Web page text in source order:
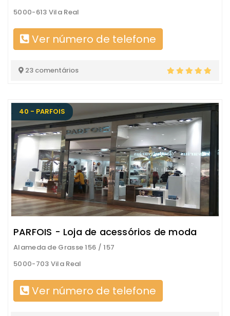
5000-613 Vila Real
Ver número de telefone
23 comentários
40 - PARFOIS
PARFOIS - Loja de acessórios de moda
Alameda de Grasse 156 / 157
5000-703 Vila Real
Ver número de telefone